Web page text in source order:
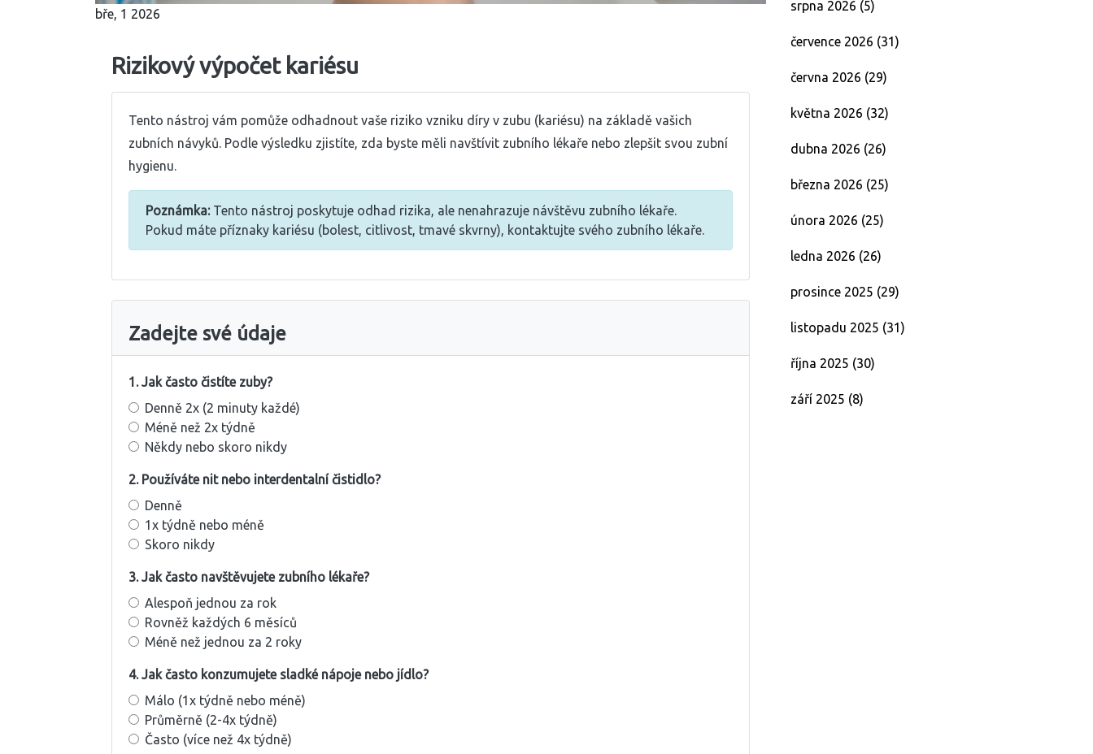
bře, 1 2026
Rizikový výpočet kariésu
Tento nástroj vám pomůže odhadnout vaše riziko vzniku díry v zubu (kariésu) na základě vašich
zubních návyků. Podle výsledku zjistíte, zda byste měli navštívit zubního lékaře nebo zlepšit svou zubní
hygienu.
Poznámka:Tento nástroj poskytuje odhad rizika, ale nenahrazuje návštěvu zubního lékaře.
Pokud máte příznaky kariésu (bolest, citlivost, tmavé skvrny), kontaktujte svého zubního lékaře.
Zadejte své údaje
1. Jak často čistíte zuby?
Denně 2x (2 minuty každé)
Méně než 2x týdně
Někdy nebo skoro nikdy
2. Používáte nit nebo interdentalní čistidlo?
Denně
1x týdně nebo méně
Skoro nikdy
3. Jak často navštěvujete zubního lékaře?
Alespoň jednou za rok
Rovněž každých 6 měsíců
Méně než jednou za 2 roky
4. Jak často konzumujete sladké nápoje nebo jídlo?
Málo (1x týdně nebo méně)
Průměrně (2-4x týdně)
Často (více než 4x týdně)
srpna 2026 (5)
července 2026 (31)
června 2026 (29)
května 2026 (32)
dubna 2026 (26)
března 2026 (25)
února 2026 (25)
ledna 2026 (26)
prosince 2025 (29)
listopadu 2025 (31)
října 2025 (30)
září 2025 (8)